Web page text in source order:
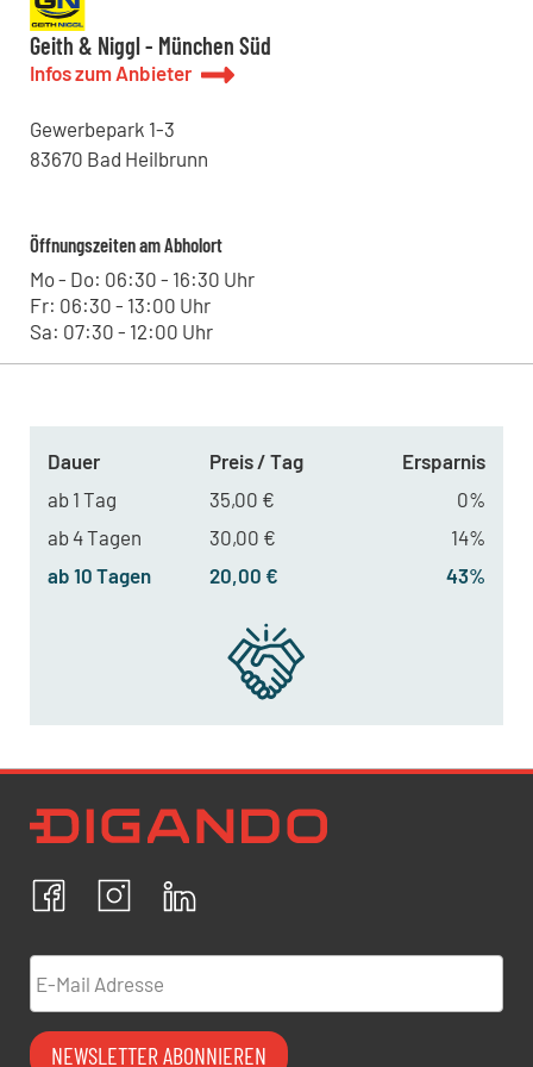
Zinkmattenstraße 34, 79108 - Freiburg im Breisgau , DE
Kohrmann Baumaschinen - Dresden
Straße des 17.Juni 18, 01257 - Dresden , DE
Kohrmann Baumaschinen - Renchen
Hoch Baumaschinen - Steinach
Bildstöckle 10, 77790 - Steinach , DE
Kohrmann Baumaschinen - Halle
Lieskauer Straße 4, 06120 - Halle (Saale) , DE
Kohrmann Baumaschinen - Leipzig
Westringstraße 101, 04435 - Schkeuditz , DE
Geith & Niggl - München Süd
Infos zum Anbieter
Gewerbepark 1-3
83670 Bad Heilbrunn
Öffnungszeiten am Abholort
Mo - Do: 06:30 - 16:30 Uhr
Fr: 06:30 - 13:00 Uhr
Sa: 07:30 - 12:00 Uhr
Dauer Preis / Tag
Ersparnis
ab 1 Tag
35,00 €
0%
ab 4 Tagen
30,00 €
14%
ab 10 Tagen
20,00 € 43%
FacebookInstagram
Ich bestätige, dass ich die
Datenschutzrichtlinien
personenbezogenen Daten einverstanden.
E-Mail Adresse
NEWSLETTER ABONNIEREN